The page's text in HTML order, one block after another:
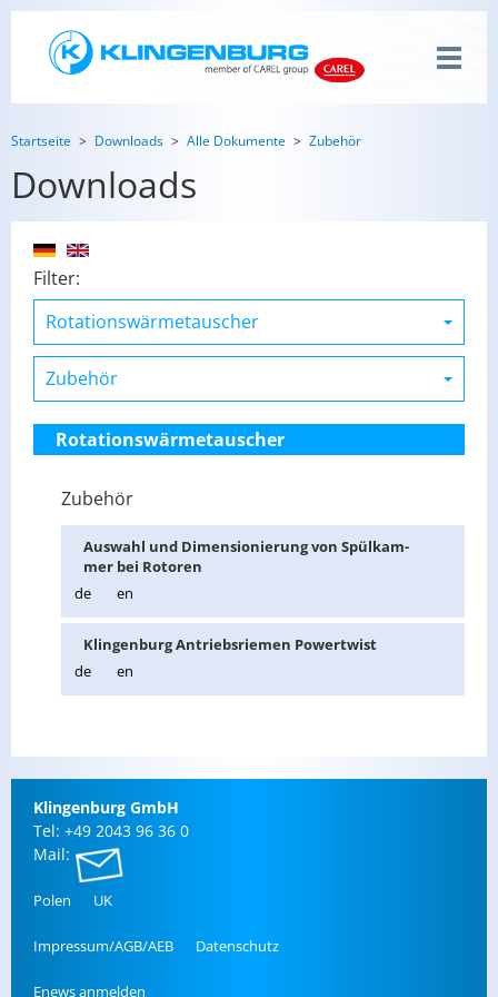
Startseite Downloads Alle Dokumente Zubehör
Downloads
Filter:
Rotationswärmetauscher
Zubehör
Aus­wahl und Di­men­sio­nie­rung von Spül­kam­
mer bei Ro­to­ren
de
en
Klin­gen­burg An­triebs­rie­men Powert­wist
de
en
Klin­gen­burg GmbH
Tel: +49 2043 96 36 0
Mail:
Polen UK
Im­pres­sum/AGB/AEB Da­ten­schutz
Enews an­mel­den